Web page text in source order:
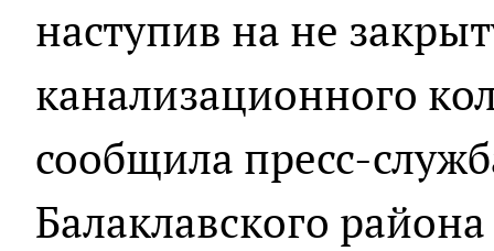
наступив на не
канализационного
сообщила пресс-
Балаклавского